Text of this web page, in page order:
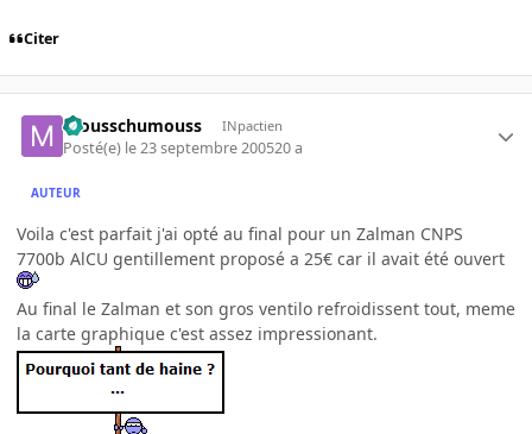
Citer
mousschumouss INpactien
Posté(e) le 23 septembre 200520 a
AUTEUR
Voila c'est parfait j'ai opté au final pour un Zalman CNPS
7700b AlCU gentillement proposé a 25€ car il avait été ouvert
Au final le Zalman et son gros ventilo refroidissent tout, meme
la carte graphique c'est assez impressionant.